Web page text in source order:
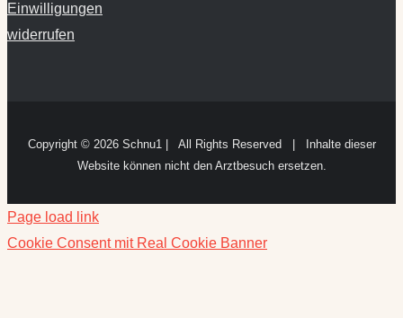
Einwilligungen
widerrufen
Copyright © 2026 Schnu1 | All Rights Reserved | Inhalte dieser
Website können nicht den Arztbesuch ersetzen.
Page load link
Cookie Consent mit Real Cookie Banner